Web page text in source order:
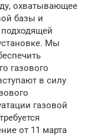
охватывающее
базы и
Мы
газового
в силу
газовой
от 11 марта